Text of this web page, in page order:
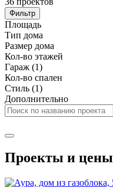
Фильтр
Площадь
Тип дома
Размер дома
Кол-во этажей
Гараж (1)
Кол-во спален
Стиль (1)
Дополнительно
Проекты и цены